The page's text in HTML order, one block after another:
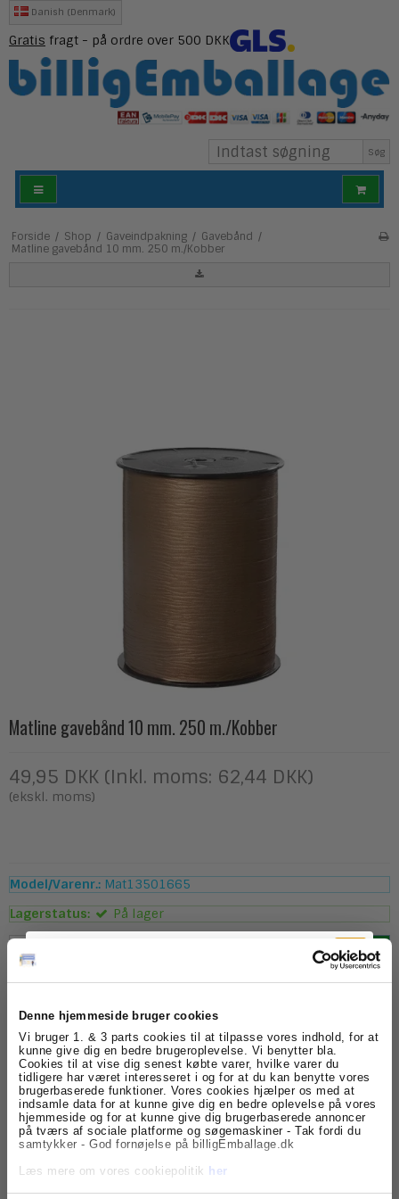
Denne hjemmeside bruger cookies
Vi bruger 1. & 3 parts cookies til at tilpasse vores indhold, for at
kunne give dig en bedre brugeroplevelse. Vi benytter bla.
Cookies til at vise dig senest købte varer, hvilke varer du
tidligere har været interesseret i og for at du kan benytte vores
brugerbaserede funktioner. Vores cookies hjælper os med at
indsamle data for at kunne give dig en bedre oplevelse på vores
hjemmeside og for at kunne give dig brugerbaserede annoncer
på tværs af sociale platforme og søgemaskiner - Tak fordi du
samtykker - God fornøjelse på billigEmballage.dk
Læs mere om vores cookiepolitik
her
Danish (Denmark)
Gratis fragt - på ordre over 500 DKK
Søg
Forside / Shop / Gaveindpakning / Gavebånd /
Matline gavebånd 10 mm. 250 m./Kobber
Matline gavebånd 10 mm. 250 m./Kobber
49,95 DKK (Inkl. moms: 62,44 DKK)
(ekskl. moms)
Model/Varenr.: Mat13501665
Lagerstatus:
På lager
Køb
Beskrivelse Specifikationer
Kobber matline gavebånd - Gavebånd med varm og
eksklusiv kobberfarve
Kobber matline gavebånd kombinerer varme nuancer
med et moderne mat look, der giver gaveindpakningen et
særligt eksklusivt præg. Den karakteristiske kobberfarve
balancerer mellem brunlige og metalliske toner og
tilfører dybde uden at virke dominerende.
Farven er et populært valg til efterårs- og
vinterdekorationer, julegaver, firmagaver og gavekurve,
hvor der ønskes et mere raffineret farveudtryk. Kobber
Tilmeld dig
nyhedsbrevet
Få skarpe tilbud, nyheder og eksklusive
kundefordele, direkte i din indbakke.